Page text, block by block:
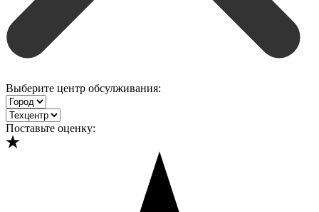
Выберите центр обсулживания:
Поставьте оценку: